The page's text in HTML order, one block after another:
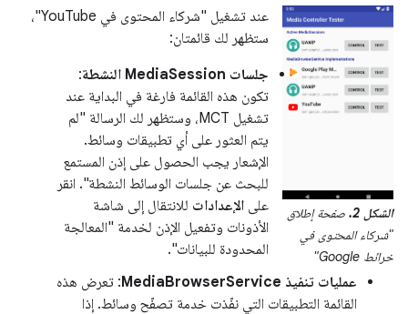
الشكل 2.
صفحة إطلاق
"شركاء المحتوى في
خرائط Google"
عند تشغيل "شركاء المحتوى في YouTube"،
ستظهر لك قائمتان:
جلسات MediaSession النشطة
:
تكون هذه القائمة فارغة في البداية عند
تشغيل MCT، وستظهر لك الرسالة "لم
يتم العثور على أي تطبيقات وسائط.
الإشعار يجب الحصول على إذن المستمع
للبحث عن جلسات الوسائط النشطة". انقر
علىالإعدادات للانتقال إلى شاشة
الأذونات وتفعيل الإذن لخدمة "المعالجة
المحدودة للبيانات".
عمليات تنفيذ MediaBrowserService
: تعرض هذه
القائمة التطبيقات التي نفّذت خدمة تصفّح وسائط. إذا